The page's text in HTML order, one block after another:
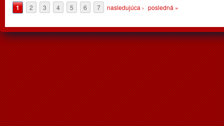
Stránky
1 2 3 4 5 6 7 nasledujúca › posledná »